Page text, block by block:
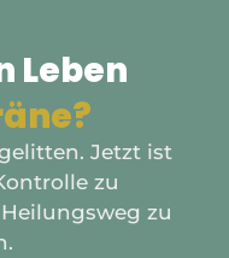
Leben
Jetzt ist
zu
zu